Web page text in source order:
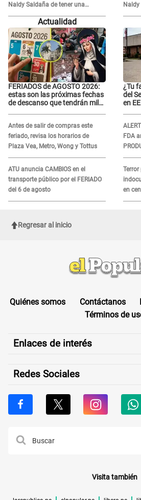
Naldy Saldaña de tener una
relación con él y otros integrantes
Naldy
Actualidad
FERIADOS de AGOSTO 2026:
estas son las próximas fechas
de descanso que tendrán miles
Antes de salir de compras este
feriado, revisa los horarios de
Plaza Vea, Metro, Wong y Tottus
ATU anuncia CAMBIOS en el
transporte público por el FERIADO
del 6 de agosto
¿Tu
del
en
FDA
es?
en
sufrir
Regresar al inicio
Quiénes somos Contáctanos
Términos de
Enlaces de interés
Redes Sociales
Visita también